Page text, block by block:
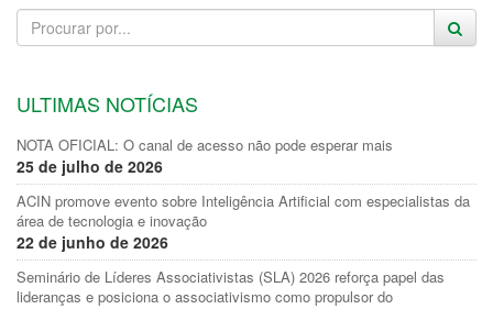
ULTIMAS NOTÍCIAS
NOTA OFICIAL: O canal de acesso não pode esperar mais
25 de julho de 2026
ACIN promove evento sobre Inteligência Artificial com especialistas da
área de tecnologia e inovação
22 de junho de 2026
Seminário de Líderes Associativistas (SLA) 2026 reforça papel das
lideranças e posiciona o associativismo como propulsor do